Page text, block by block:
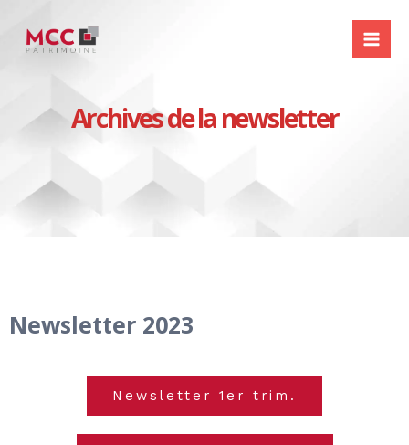
contenu
Archives de la newsletter
Newsletter 2023
Newsletter 1er trim.